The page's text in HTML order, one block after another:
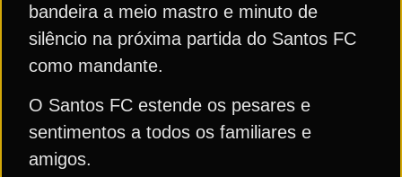
bandeira a meio mastro e minuto de
silêncio na próxima partida do Santos FC
como mandante.
O Santos FC estende os pesares e
sentimentos a todos os familiares e
amigos.